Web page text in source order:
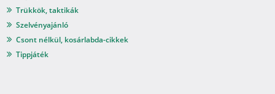
Trükkök, taktikák
Szelvényajánló
Csont nélkül, kosárlabda-cikkek
Tippjáték